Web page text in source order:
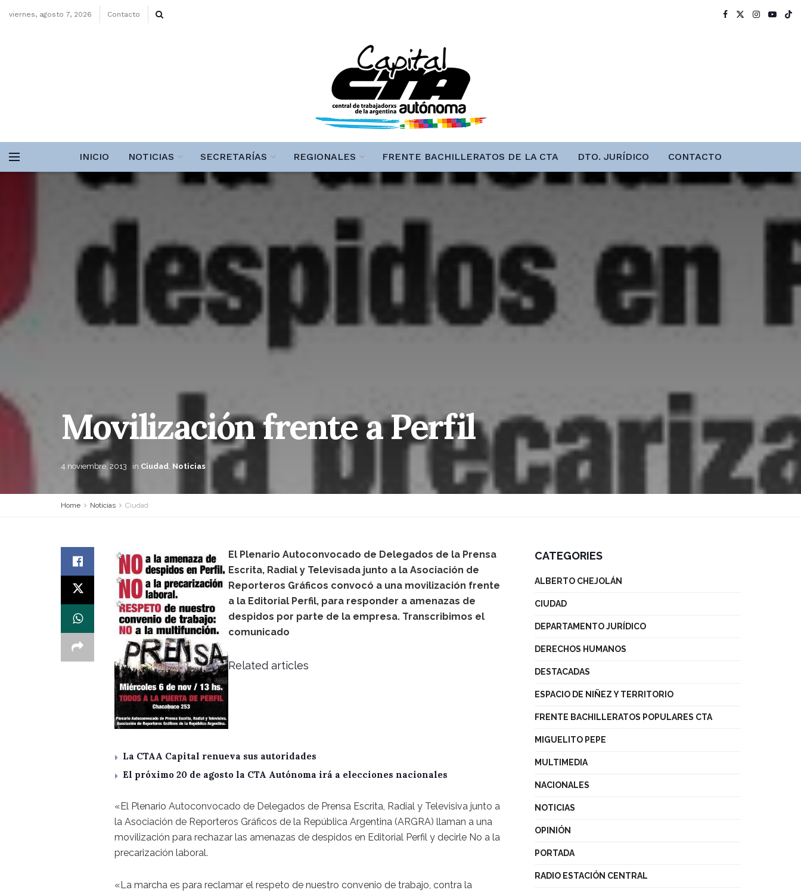
viernes, agosto 7, 2026 Contacto
INICIO NOTICIAS SECRETARÍAS REGIONALES FRENTE BACHILLERATOS DE LA CTA DTO. JURÍDICO CONTACTO
Movilización frente a Perfil
4 noviembre, 2013 in Ciudad, Noticias
Home Noticias Ciudad
El Plenario Autoconvocado de Delegados de la Prensa
Escrita, Radial y Televisada junto a la Asociación de
Reporteros Gráficos convocó a una movilización frente
a la Editorial Perfil, para responder a amenazas de
despidos por parte de la empresa. Transcribimos el
comunicado
Related articles
La CTAA Capital renueva sus autoridades
El próximo 20 de agosto la CTA Autónoma irá a elecciones nacionales
«El Plenario Autoconvocado de Delegados de Prensa Escrita, Radial y Televisiva junto a
la Asociación de Reporteros Gráficos de la República Argentina (ARGRA) llaman a una
movilización para rechazar las amenazas de despidos en Editorial Perfil y decirle No a la
precarización laboral.
«La marcha es para reclamar el respeto de nuestro convenio de trabajo, contra la
CATEGORIES
ALBERTO CHEJOLÁN
CIUDAD
DEPARTAMENTO JURÍDICO
DERECHOS HUMANOS
DESTACADAS
ESPACIO DE NIÑEZ Y TERRITORIO
FRENTE BACHILLERATOS POPULARES CTA
MIGUELITO PEPE
MULTIMEDIA
NACIONALES
NOTICIAS
OPINIÓN
PORTADA
RADIO ESTACIÓN CENTRAL